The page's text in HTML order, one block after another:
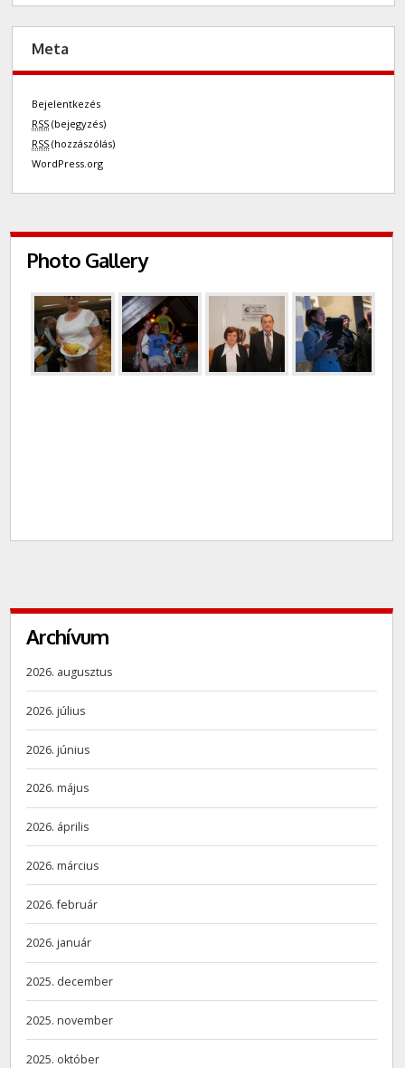
Meta
Bejelentkezés
RSS (bejegyzés)
RSS (hozzászólás)
WordPress.org
Photo Gallery
Archívum
2026. augusztus
2026. július
2026. június
2026. május
2026. április
2026. március
2026. február
2026. január
2025. december
2025. november
2025. október